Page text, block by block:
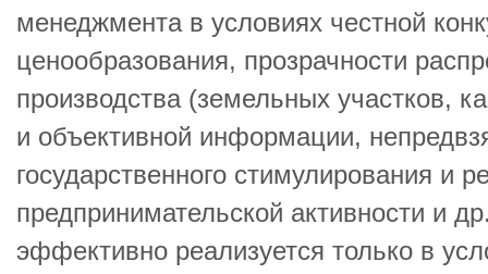
менеджмента в условиях честной
ценообразования, прозрачности
производства (земельных участков,
и объективной информации,
государственного стимулирования и
предпринимательской активности и
эффективно реализуется только в